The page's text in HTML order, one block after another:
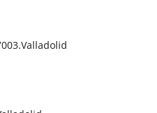
Valladolid